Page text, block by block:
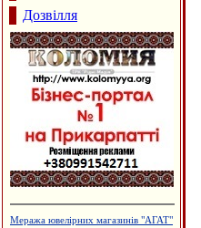
Дозвілля
Вироби з нержавіючої сталі